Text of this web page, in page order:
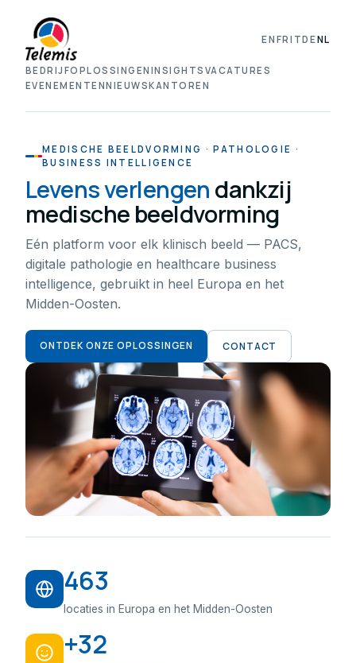
BEDRIJFOPLOSSINGEN INSIGHTS VACATURES
EVENEMENTENNIEUWSKANTOREN
ENFRITDENL
MEDISCHE BEELDVORMING · PATHOLOGIE ·
BUSINESS INTELLIGENCE
Levens verlengen dankzij
medische beeldvorming
Eén platform voor elk klinisch beeld — PACS,
digitale pathologie en healthcare business
intelligence, gebruikt in heel Europa en het
Midden-Oosten.
ONTDEK ONZE OPLOSSINGEN CONTACT
463
locaties in Europa en het Midden-Oosten
+32